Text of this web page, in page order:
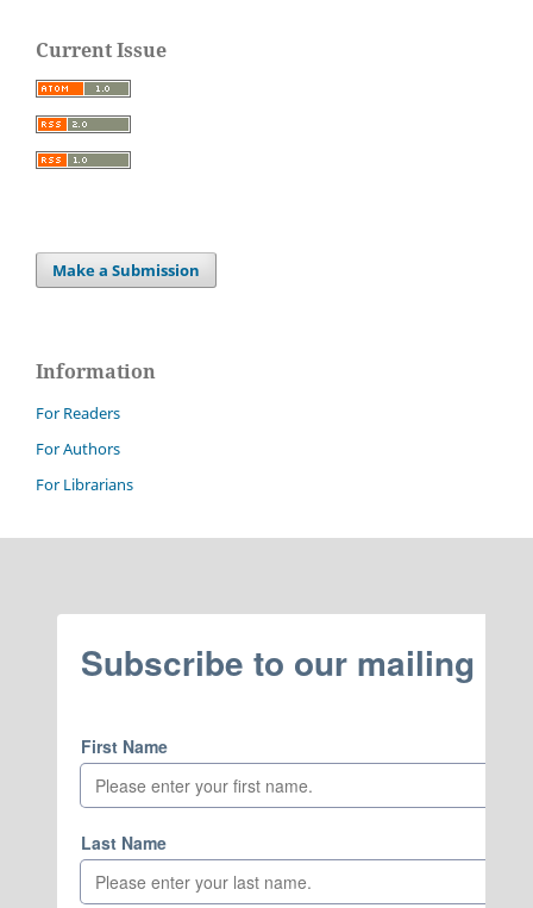
Current Issue
Make a Submission
Information
For Readers
For Authors
For Librarians